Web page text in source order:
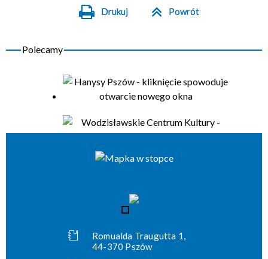
Drukuj Powrót
Romualda Traugutta 1,
44-370 Pszów